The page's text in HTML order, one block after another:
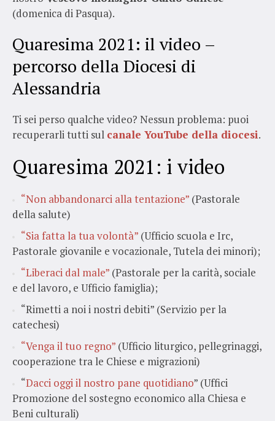
(domenica di Pasqua).
Quaresima 2021: il video –
percorso della Diocesi di
Alessandria
Ti sei perso qualche video? Nessun problema: puoi
recuperarli tutti sul canale YouTube della diocesi.
Quaresima 2021: i video
“Non abbandonarci alla tentazione” (Pastorale
della salute)
“Sia fatta la tua volontà” (Ufficio scuola e Irc,
Pastorale giovanile e vocazionale, Tutela dei minori);
“Liberaci dal male” (Pastorale per la carità, sociale
e del lavoro, e Ufficio famiglia);
“Rimetti a noi i nostri debiti” (Servizio per la
catechesi)
“Venga il tuo regno” (Ufficio liturgico, pellegrinaggi,
cooperazione tra le Chiese e migrazioni)
“Dacci oggi il nostro pane quotidiano” (Uffici
Promozione del sostegno economico alla Chiesa e
Beni culturali)